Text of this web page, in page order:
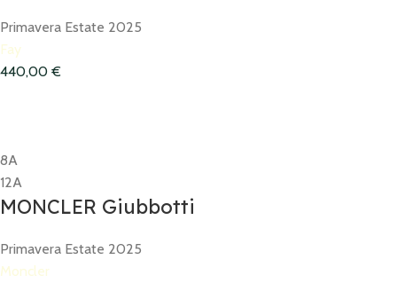
Primavera Estate 2025
Fay
440,00 €
8A
12A
MONCLER Giubbotti
Primavera Estate 2025
Moncler